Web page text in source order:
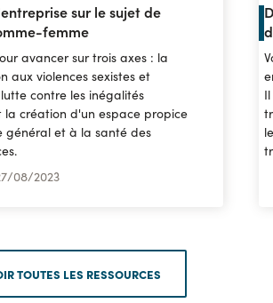
sur le sujet de
femme
avancer sur trois axes : la
aux violences sexistes et
contre les inégalités
la création d'un espace propice
général et à la santé des
/08/2023
TOUTES LES RESSOURCES